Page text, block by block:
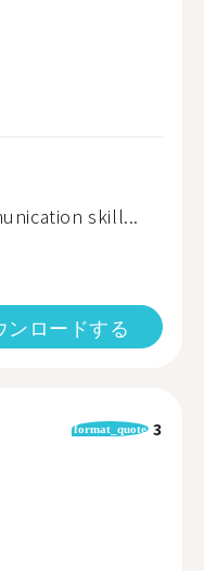
skill...
ンロードする
format_quote 3